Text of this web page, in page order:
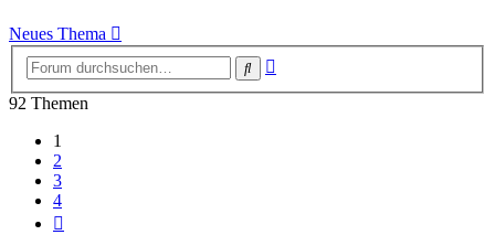
Neues Thema
Suche
92 Themen
1
2
3
4